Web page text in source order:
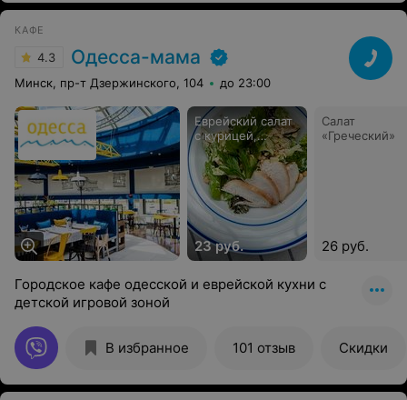
КАФЕ
4.3 Одесса-мама
Минск, пр-т Дзержинского, 104 до 23:00
Еврейский салат
с курицей,
тхиной и
баклажаном
23 руб.
Салат
«Греческий»
26 руб.
Городское кафе одесской и еврейской кухни с
детской игровой зоной
В избранное 101 отзыв Скидки